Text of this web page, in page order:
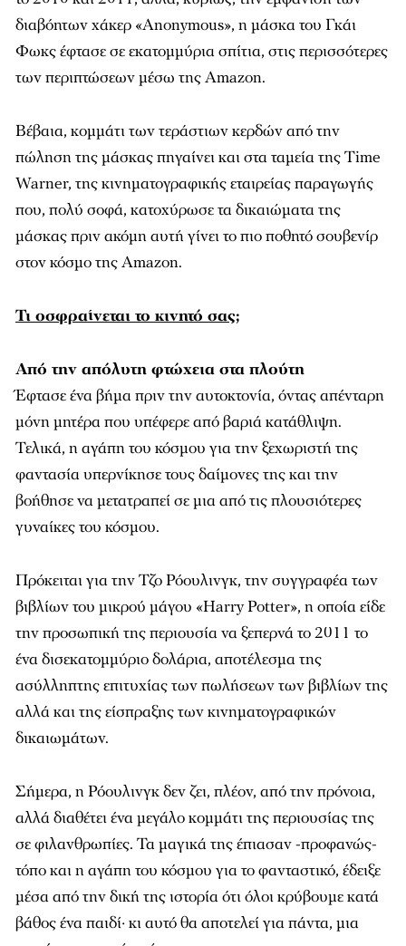
διαβόητων χάκερ «Anonymous», η μάσκα του Γκάι
Φωκς έφτασε σε εκατομμύρια σπίτια, στις περισσότερες
των περιπτώσεων μέσω της Amazon.
Βέβαια, κομμάτι των τεράστιων κερδών από την
πώληση της μάσκας πηγαίνει και στα ταμεία της Time
Warner, της κινηματογραφικής εταιρείας παραγωγής
που, πολύ σοφά, κατοχύρωσε τα δικαιώματα της
μάσκας πριν ακόμη αυτή γίνει το πιο ποθητό σουβενίρ
στον κόσμο της Amazon.
Τι οσφραίνεται το κινητό σας;
Από την απόλυτη φτώχεια στα πλούτη
Έφτασε ένα βήμα πριν την αυτοκτονία, όντας απένταρη
μόνη μητέρα που υπέφερε από βαριά κατάθλιψη.
Τελικά, η αγάπη του κόσμου για την ξεχωριστή της
φαντασία υπερνίκησε τους δαίμονες της και την
βοήθησε να μετατραπεί σε μια από τις πλουσιότερες
γυναίκες του κόσμου.
Πρόκειται για την Τζο Ρόουλινγκ, την συγγραφέα των
βιβλίων του μικρού μάγου «Harry Potter», η οποία είδε
την προσωπική της περιουσία να ξεπερνά το 2011 το
ένα δισεκατομμύριο δολάρια, αποτέλεσμα της
ασύλληπτης επιτυχίας των πωλήσεων των βιβλίων της
αλλά και της είσπραξης των κινηματογραφικών
δικαιωμάτων.
Σήμερα, η Ρόουλινγκ δεν ζει, πλέον, από την πρόνοια,
αλλά διαθέτει ένα μεγάλο κομμάτι της περιουσίας της
σε φιλανθρωπίες. Τα μαγικά της έπιασαν -προφανώς-
τόπο και η αγάπη του κόσμου για το φανταστικό, έδειξε
μέσα από την δική της ιστορία ότι όλοι κρύβουμε κατά
βάθος ένα παιδί· κι αυτό θα αποτελεί για πάντα, μια